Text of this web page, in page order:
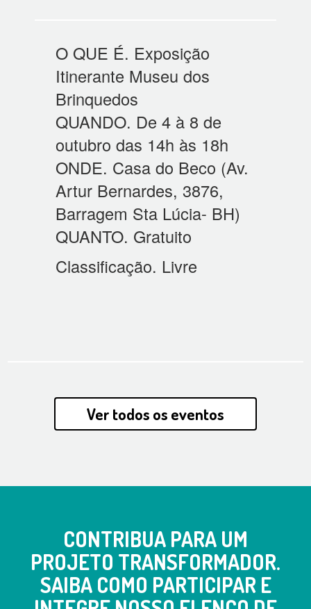
O QUE É. Exposição
Itinerante Museu dos
Brinquedos
QUANDO. De 4 à 8 de
outubro das 14h às 18h
ONDE. Casa do Beco (Av.
Artur Bernardes, 3876,
Barragem Sta Lúcia- BH)
QUANTO. Gratuito
Classificação. Livre
Ver todos os eventos
CONTRIBUA PARA UM
PROJETO TRANSFORMADOR.
SAIBA COMO PARTICIPAR E